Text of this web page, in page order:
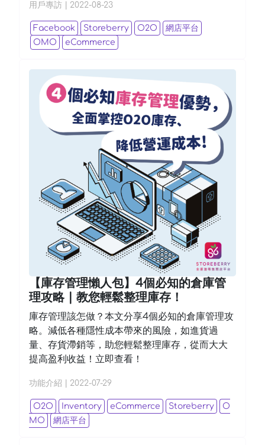
用戶專訪 2022-08-23
Facebook Storeberry O2O
網店平台
OMO
eCommerce
【庫存管理懶人包】4個必知的倉庫管
理攻略 | 教您輕鬆整理庫存！
庫存管理該怎做？本文分享4個必知的倉庫管理攻
略。減低各種隱性成本帶來的風險，如進貨過
量、存貨滯銷等，助您輕鬆整理庫存，從而大大
提高盈利收益！立即查看！
功能介紹 2022-07-29
O2O Inventory eCommerce Storeberry
O
MO
網店平台